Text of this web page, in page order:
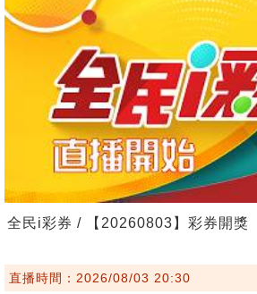
全民i彩券 / 【20260803】彩券開獎
直播時間：2026/08/03 20:30